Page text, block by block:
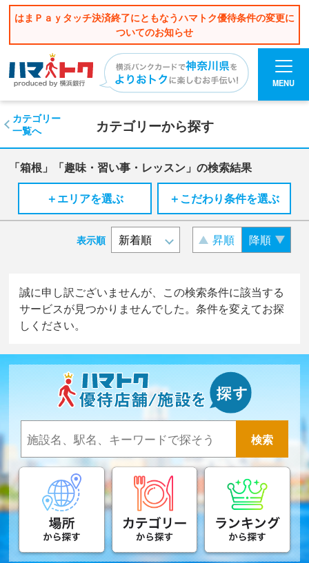
はまＰａｙタッチ決済終了にともなうハマトク優待条件の変更に
ついてのお知らせ
MENU
カテゴリーから探す
カテゴリー
一覧へ
「箱根」「趣味・習い事・レッスン」の検索結果
＋エリアを選ぶ
＋こだわり条件を選ぶ
表示順 昇順 降順
誠に申し訳ございませんが、この検索条件に該当する
サービスが見つかりませんでした。条件を変えてお探
しください。